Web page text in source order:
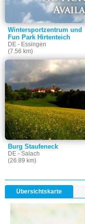
Wintersportzentrum und
Fun Park Hirtenteich
DE - Essingen
(7.56 km)
Burg Staufeneck
DE - Salach
(26.89 km)
Übersichtskarte